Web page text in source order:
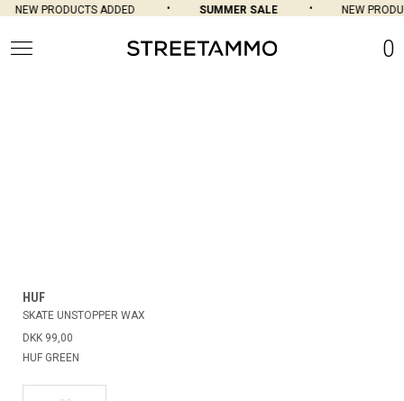
NEW PRODUCTS ADDED SUMMER SALE NEW
0
HUF
SKATE UNSTOPPER WAX
DKK 99,00
HUF GREEN